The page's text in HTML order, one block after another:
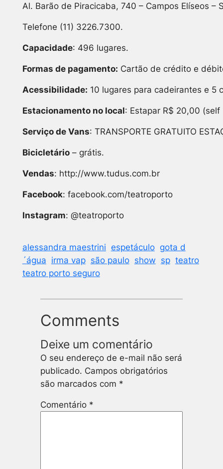
Al. Barão de Piracicaba, 740 – Campos Elíseos –
Telefone (11) 3226.7300.
Capacidade: 496 lugares.
Formas de pagamento: Cartão de crédito e
Acessibilidade: 10 lugares para cadeirantes e 5
Estacionamento no local: Estapar R$ 20,00
Serviço de Vans: TRANSPORTE GRATUITO
Bicicletário– grátis.
Vendas: http://www.tudus.com.br
Facebook: facebook.com/teatroporto
Instagram: @teatroporto
alessandra maestrini espetáculo gota d
´água irma vap são paulo show sp teatro
teatro porto seguro
Comments
Deixe um comentário
O seu endereço de e-mail não será
publicado. Campos obrigatórios
são marcados com *
Comentário *